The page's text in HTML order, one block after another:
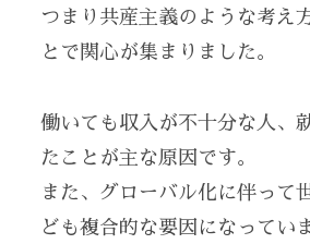
つまり共産主義のような考え
とで関心が集まりました。
働いても収入が不十分な人、
たことが主な原因です。
また、グローバル化に伴って
ども複合的な要因になってい